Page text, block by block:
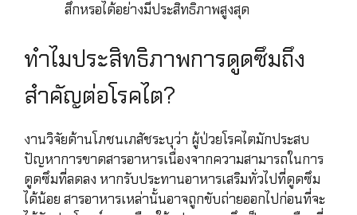
สึกหรอได้อย่างมีประสิทธิภาพสูงสุด
ทำไมประสิทธิภาพการดูดซึมถึง
สำคัญต่อโรคไต?
งานวิจัยด้านโภชนเภสัชระบุว่า ผู้ป่วยโรคไตมักประสบ
ปัญหาการขาดสารอาหารเนื่องจากความสามารถในการ
ดูดซึมที่ลดลง หากรับประทานอาหารเสริมทั่วไปที่ดูดซึม
ได้น้อย สารอาหารเหล่านั้นอาจถูกขับถ่ายออกไปก่อนที่จะ